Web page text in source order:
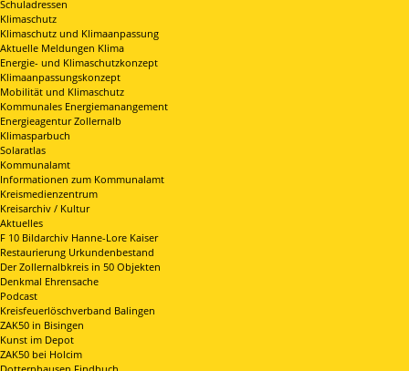
Schuladressen
Klimaschutz
Klimaschutz und Klimaanpassung
Aktuelle Meldungen Klima
Energie- und Klimaschutzkonzept
Klimaanpassungskonzept
Mobilität und Klimaschutz
Kommunales Energiemanangement
Energieagentur Zollernalb
Klimasparbuch
Solaratlas
Kommunalamt
Informationen zum Kommunalamt
Kreismedienzentrum
Kreisarchiv / Kultur
Aktuelles
F 10 Bildarchiv Hanne-Lore Kaiser
Restaurierung Urkundenbestand
Der Zollernalbkreis in 50 Objekten
Denkmal Ehrensache
Podcast
Kreisfeuerlöschverband Balingen
ZAK50 in Bisingen
Kunst im Depot
ZAK50 bei Holcim